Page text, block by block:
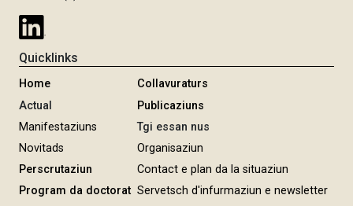
Quicklinks
Home
Actual
Manifestaziuns
Novitads
Perscrutaziun
Program da doctorat
Collavuraturs
Publicaziuns
Tgi essan nus
Organisaziun
Contact e plan da la situaziun
Servetsch d'infurmaziun e newsletter